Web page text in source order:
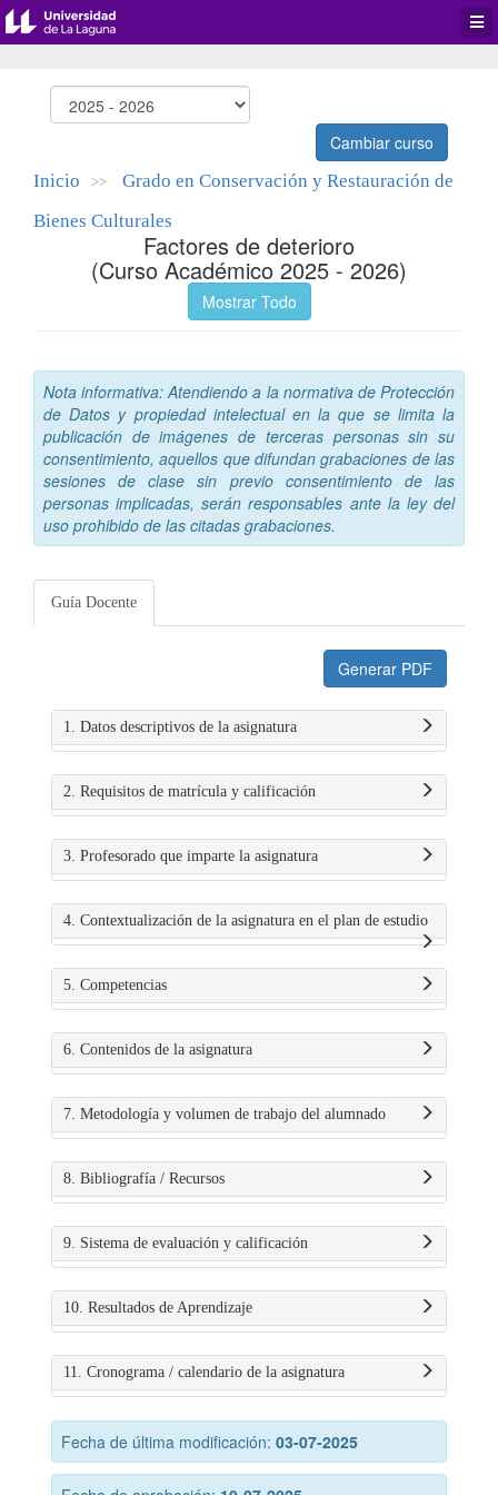
Cambiar curso
Inicio >>
Grado en Conservación y Restauración de
Bienes Culturales
Factores de deterioro
(Curso Académico 2025 - 2026)
Mostrar Todo
Nota informativa: Atendiendo a la normativa de Protección
de Datos y propiedad intelectual en la que se limita la
publicación de imágenes de terceras personas sin su
consentimiento, aquellos que difundan grabaciones de las
sesiones de clase sin previo consentimiento de las
personas implicadas, serán responsables ante la ley del
uso prohibido de las citadas grabaciones.
Guía Docente
Generar PDF
1. Datos descriptivos de la asignatura
2. Requisitos de matrícula y calificación
3. Profesorado que imparte la asignatura
4. Contextualización de la asignatura en el plan de estudio
5. Competencias
6. Contenidos de la asignatura
7. Metodología y volumen de trabajo del alumnado
8. Bibliografía / Recursos
9. Sistema de evaluación y calificación
10. Resultados de Aprendizaje
11. Cronograma / calendario de la asignatura
Fecha de última modificación: 03-07-2025